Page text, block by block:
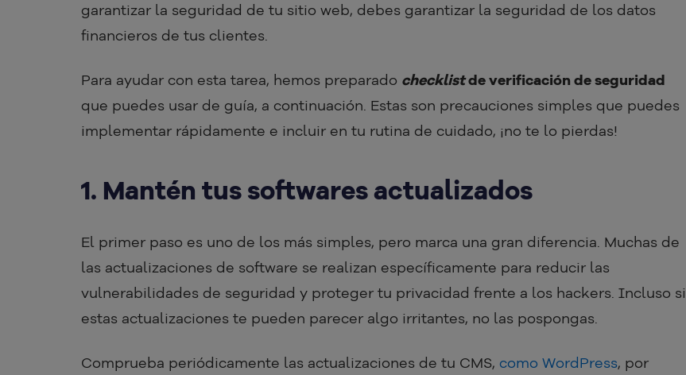
garantizar la seguridad de tu sitio web, debes garantizar la seguridad de los datos
financieros de tus clientes.
Para ayudar con esta tarea, hemos preparado checklistde verificación de seguridad
que puedes usar de guía, a continuación. Estas son precauciones simples que puedes
implementar rápidamente e incluir en tu rutina de cuidado, ¡no te lo pierdas!
1. Mantén tus softwares actualizados
El primer paso es uno de los más simples, pero marca una gran diferencia. Muchas de
las actualizaciones de software se realizan específicamente para reducir las
vulnerabilidades de seguridad y proteger tu privacidad frente a los hackers. Incluso si
estas actualizaciones te pueden parecer algo irritantes, no las pospongas.
Comprueba periódicamente las actualizaciones de tu CMS, como WordPress, por